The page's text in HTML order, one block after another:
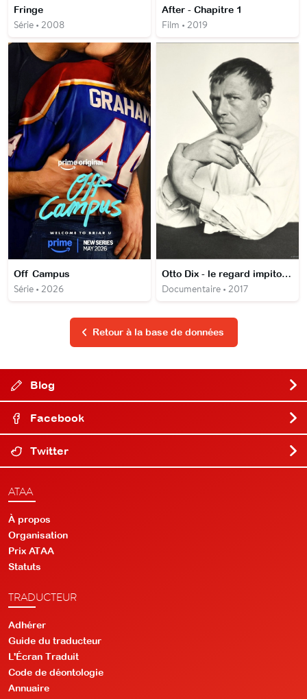
Fringe
Série • 2008
After - Chapitre 1
Film • 2019
Off Campus
Série • 2026
Otto Dix - le regard impitoyable
Documentaire • 2017
Retour à la base de données
Blog
Facebook
Twitter
ATAA
À propos
Organisation
Prix ATAA
Statuts
TRADUCTEUR
Adhérer
Guide du traducteur
L'Écran Traduit
Code de déontologie
Annuaire